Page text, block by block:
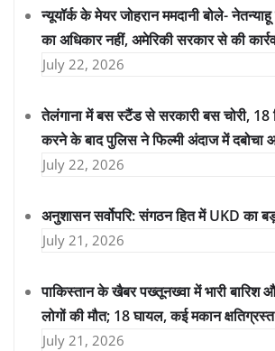
न्यूयॉर्क के मेयर जोहरान ममदानी बोले-
का अधिकार नहीं, अमेरिकी सरकार से की
July 22, 2026
तेलंगाना में बस स्टैंड से सरकारी बस चोरी, 18
करने के बाद पुलिस ने फिल्मी अंदाज में दबोचा
July 22, 2026
अनुशासन सर्वोपरि: संगठन हित में UKD का
July 21, 2026
पाकिस्तान के खैबर पख्तूनख्वा में भारी बारिश
लोगों की मौत; 18 घायल, कई मकान क्षतिग्रस्त
July 21, 2026